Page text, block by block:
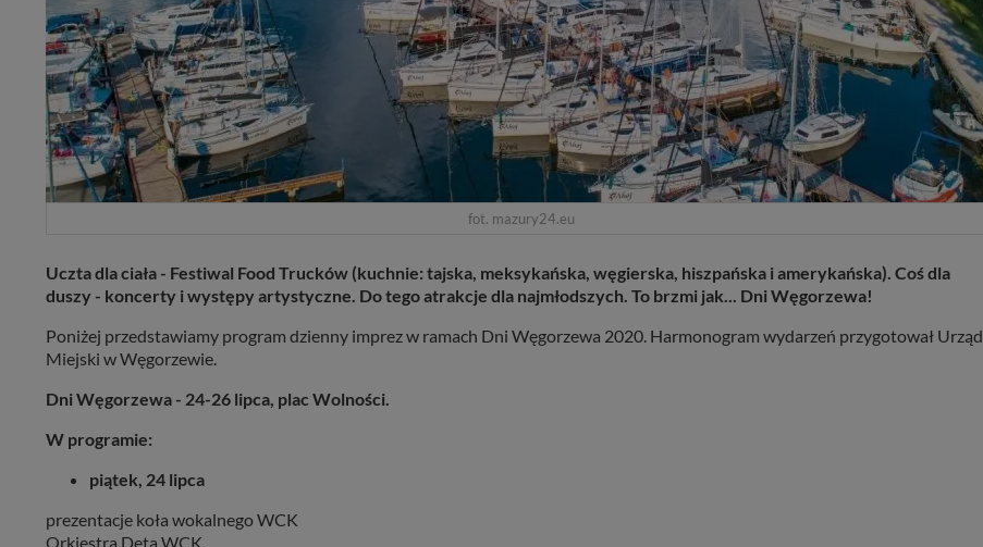
fot. mazury24.eu
Uczta dla ciała - Festiwal Food Trucków (kuchnie: tajska, meksykańska, węgierska, hiszpańska i amerykańska). Coś dla
duszy - koncerty i występy artystyczne. Do tego atrakcje dla najmłodszych. To brzmi jak... Dni Węgorzewa!
Poniżej przedstawiamy program dzienny imprez w ramach Dni Węgorzewa 2020. Harmonogram wydarzeń przygotował Urząd
Miejski w Węgorzewie.
Dni Węgorzewa - 24-26 lipca, plac Wolności.
W programie:
piątek, 24 lipca
prezentacje koła wokalnego WCK
Orkiestra Dęta WCK